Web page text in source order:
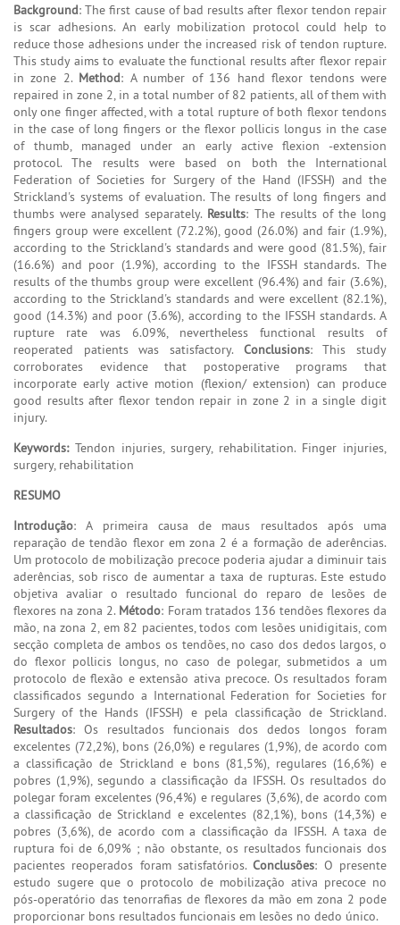
Background: The first cause of bad results after flexor tendon repair
is scar adhesions. An early mobilization protocol could help to
reduce those adhesions under the increased risk of tendon rupture.
This study aims to evaluate the functional results after flexor repair
in zone 2. Method: A number of 136 hand flexor tendons were
repaired in zone 2, in a total number of 82 patients, all of them with
only one finger affected, with a total rupture of both flexor tendons
in the case of long fingers or the flexor pollicis longus in the case
of thumb, managed under an early active flexion -extension
protocol. The results were based on both the International
Federation of Societies for Surgery of the Hand (IFSSH) and the
Strickland's systems of evaluation. The results of long fingers and
thumbs were analysed separately. Results: The results of the long
fingers group were excellent (72.2%), good (26.0%) and fair (1.9%),
according to the Strickland's standards and were good (81.5%), fair
(16.6%) and poor (1.9%), according to the IFSSH standards. The
results of the thumbs group were excellent (96.4%) and fair (3.6%),
according to the Strickland's standards and were excellent (82.1%),
good (14.3%) and poor (3.6%), according to the IFSSH standards. A
rupture rate was 6.09%, nevertheless functional results of
reoperated patients was satisfactory. Conclusions: This study
corroborates evidence that postoperative programs that
incorporate early active motion (flexion/ extension) can produce
good results after flexor tendon repair in zone 2 in a single digit
injury.
Keywords:Tendon injuries, surgery, rehabilitation. Finger injuries,
surgery, rehabilitation
RESUMO
Introdução: A primeira causa de maus resultados após uma
reparação de tendão flexor em zona 2 é a formação de aderências.
Um protocolo de mobilização precoce poderia ajudar a diminuir tais
aderências, sob risco de aumentar a taxa de rupturas. Este estudo
objetiva avaliar o resultado funcional do reparo de lesões de
flexores na zona 2. Método: Foram tratados 136 tendões flexores da
mão, na zona 2, em 82 pacientes, todos com lesões unidigitais, com
secção completa de ambos os tendões, no caso dos dedos largos, o
do flexor pollicis longus, no caso de polegar, submetidos a um
protocolo de flexão e extensão ativa precoce. Os resultados foram
classificados segundo a International Federation for Societies for
Surgery of the Hands (IFSSH) e pela classificação de Strickland.
Resultados: Os resultados funcionais dos dedos longos foram
excelentes (72,2%), bons (26,0%) e regulares (1,9%), de acordo com
a classificação de Strickland e bons (81,5%), regulares (16,6%) e
pobres (1,9%), segundo a classificação da IFSSH. Os resultados do
polegar foram excelentes (96,4%) e regulares (3,6%), de acordo com
a classificação de Strickland e excelentes (82,1%), bons (14,3%) e
pobres (3,6%), de acordo com a classificação da IFSSH. A taxa de
ruptura foi de 6,09% ; não obstante, os resultados funcionais dos
pacientes reoperados foram satisfatórios.Conclusões: O presente
estudo sugere que o protocolo de mobilização ativa precoce no
pós-operatório das tenorrafias de flexores da mão em zona 2 pode
proporcionar bons resultados funcionais em lesões no dedo único.